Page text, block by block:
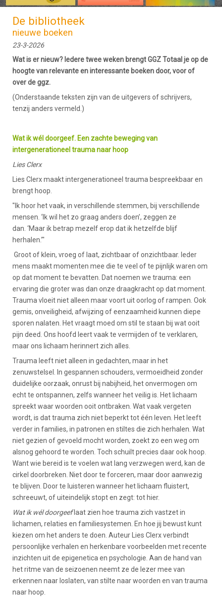
De bibliotheek
nieuwe boeken
23-3-2026
Wat is er nieuw? Iedere twee weken brengt GGZ Totaal je op de
hoogte van relevante en interessante boeken door, voor of
over de ggz.
(Onderstaande teksten zijn van de uitgevers of schrijvers,
tenzij anders vermeld.)
Wat ik wél doorgeef. Een zachte beweging van
intergenerationeel trauma naar hoop
Lies Clerx
Lies Clerx maakt intergenerationeel trauma bespreekbaar en
brengt hoop.
"Ik hoor het vaak, in verschillende stemmen, bij verschillende
mensen. ‘Ik wil het zo graag anders doen’, zeggen ze
dan. ‘Maar ik betrap mezelf erop dat ik hetzelfde blijf
herhalen.’"
Groot of klein, vroeg of laat, zichtbaar of onzichtbaar. Ieder
mens maakt momenten mee die te veel of te pijnlijk waren om
op dat moment te bevatten. Dat noemen we trauma: een
ervaring die groter was dan onze draagkracht op dat moment.
Trauma vloeit niet alleen maar voort uit oorlog of rampen. Ook
gemis, onveiligheid, afwijzing of eenzaamheid kunnen diepe
sporen nalaten. Het vraagt moed om stil te staan bij wat ooit
pijn deed. Ons hoofd leert vaak te vermijden of te verklaren,
maar ons lichaam herinnert zich alles.
Trauma leeft niet alleen in gedachten, maar in het
zenuwstelsel. In gespannen schouders, vermoeidheid zonder
duidelijke oorzaak, onrust bij nabijheid, het onvermogen om
echt te ontspannen, zelfs wanneer het veilig is. Het lichaam
spreekt waar woorden ooit ontbraken. Wat vaak vergeten
wordt, is dat trauma zich niet beperkt tot één leven. Het leeft
verder in families, in patronen en stiltes die zich herhalen. Wat
niet gezien of gevoeld mocht worden, zoekt zo een weg om
alsnog gehoord te worden. Toch schuilt precies daar ook hoop.
Want wie bereid is te voelen wat lang verzwegen werd, kan de
cirkel doorbreken. Niet door te forceren, maar door aanwezig
te blijven. Door te luisteren wanneer het lichaam fluistert,
schreeuwt, of uiteindelijk stopt en zegt: tot hier.
Wat ik wél doorgeeflaat zien hoe trauma zich vastzet in
lichamen, relaties en familiesystemen. En hoe jij bewust kunt
kiezen om het anders te doen. Auteur Lies Clerx verbindt
persoonlijke verhalen en herkenbare voorbeelden met recente
inzichten uit de epigenetica en psychologie. Aan de hand van
het ritme van de seizoenen neemt ze de lezer mee van
erkennen naar loslaten, van stilte naar woorden en van trauma
naar hoop.